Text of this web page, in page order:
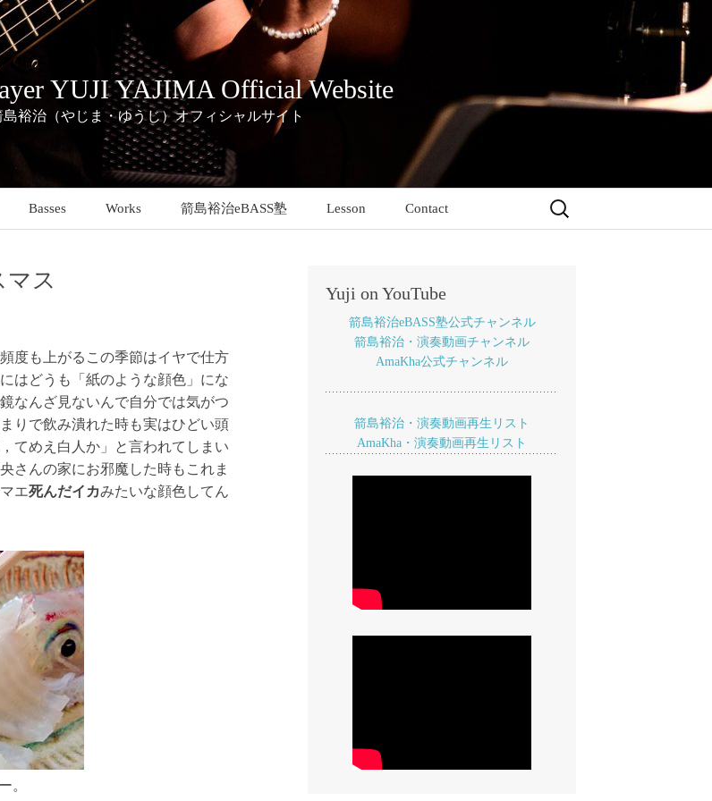
YUJI YAJIMA Official Website
裕治（やじま・ゆうじ）オフィシャルサイト
Basses Works 箭島裕治eBASS塾 Lesson Contact
検
マス
度も上がるこの季節はイヤで仕方
はどうも「紙のような顔色」にな
なんざ見ないんで自分では気がつ
りで飲み潰れた時も実はひどい頭
てめえ白人か」と言われてしまい
さんの家にお邪魔した時もこれま
エ死んだイカみたいな顔色してん
。
Yuji on YouTube
箭島裕治eBASS塾公式チャンネル
箭島裕治・演奏動画チャンネル
AmaKha公式チャンネル
箭島裕治・演奏動画再生リスト
AmaKha・演奏動画再生リスト